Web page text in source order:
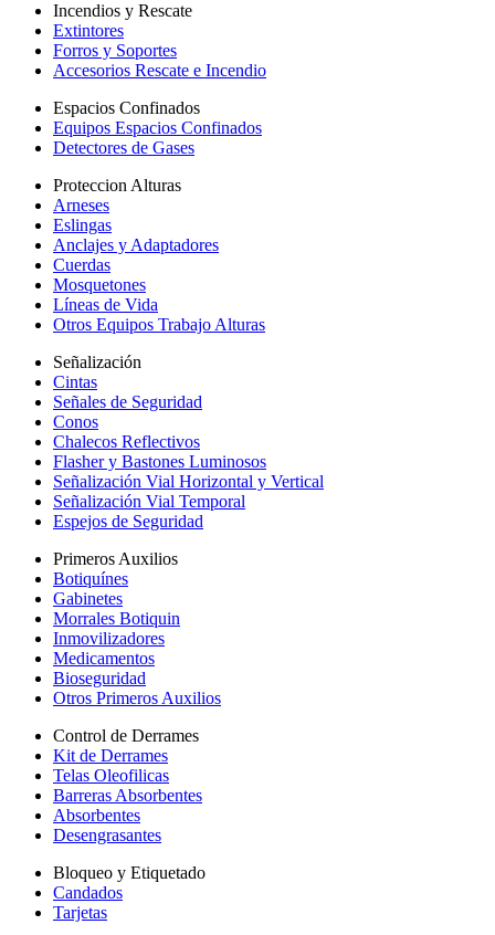
Incendios y Rescate
Extintores
Forros y Soportes
Accesorios Rescate e Incendio
Espacios Confinados
Equipos Espacios Confinados
Detectores de Gases
Proteccion Alturas
Arneses
Eslingas
Anclajes y Adaptadores
Cuerdas
Mosquetones
Líneas de Vida
Otros Equipos Trabajo Alturas
Señalización
Cintas
Señales de Seguridad
Conos
Chalecos Reflectivos
Flasher y Bastones Luminosos
Señalización Vial Horizontal y Vertical
Señalización Vial Temporal
Espejos de Seguridad
Primeros Auxilios
Botiquínes
Gabinetes
Morrales Botiquin
Inmovilizadores
Medicamentos
Bioseguridad
Otros Primeros Auxilios
Control de Derrames
Kit de Derrames
Telas Oleofilicas
Barreras Absorbentes
Absorbentes
Desengrasantes
Bloqueo y Etiquetado
Candados
Tarjetas